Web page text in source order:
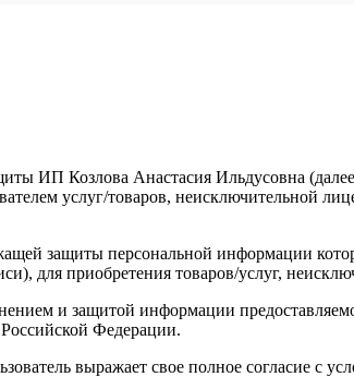
ИП Козлова Анастасия Ильдусовна
услуг/товаров, неисключительной
защиты персональной информации
для приобретения товаров/услуг,
и защитой информации
Федерации.
выражает свое полное согласие с